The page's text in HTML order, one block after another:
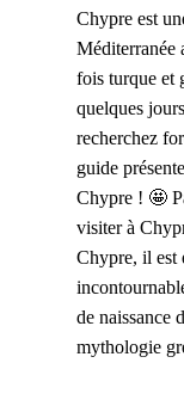
Chypre est
Méditerranée
fois turque et
quelques
recherchez
guide
Chypre ! 🤩
visiter à
Chypre, il est
de naissance
mythologie